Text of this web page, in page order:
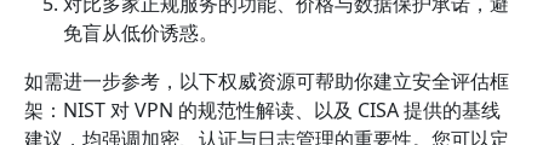
免盲从低价诱惑。
如需进一步参考，以下权威资源可帮助你建立安全评估框
架：NIST 对 VPN 的规范性解读、以及 CISA 提供的基线
建议，均强调加密、认证与日志管理的重要性。您可以定